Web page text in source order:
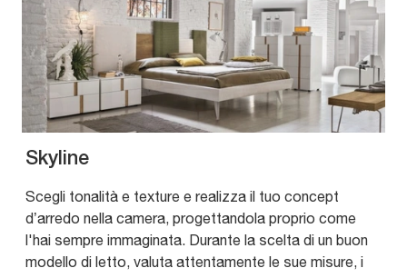
Skyline
Scegli tonalità e texture e realizza il tuo concept
d’arredo nella camera, progettandola proprio come
l'hai sempre immaginata. Durante la scelta di un buon
modello di letto, valuta attentamente le sue misure, i